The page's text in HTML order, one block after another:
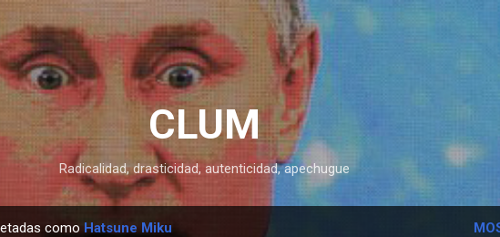
Ir al contenido principal
CLUM
Radicalidad, drasticidad, autenticidad, apechugue
como Hatsune Miku